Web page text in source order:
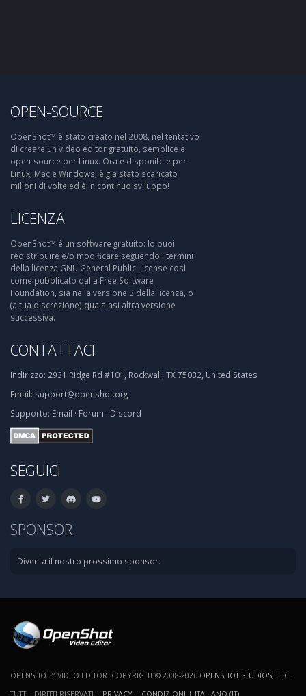
OPEN-SOURCE
OpenShot™ è stato creato nel 2008, nel tentativo
di creare un video editor gratuito, semplice e
open-source per Linux. Ora è disponibile per
Linux, Mac e Windows, è gia stato scaricato
milioni di volte ed è in continuo sviluppo!
LICENZA
OpenShot™ è un software gratuito: lo puoi
redistribuire e/o modificare seguendo i termini
della licenza GNU General Public License così
come pubblicato dalla Free Software
Foundation, sia nella versione 3 della licenza, o
(a tua discrezione) qualsiasi altra versione
successiva.
CONTATTACI
Indirizzo: 2931 Ridge Rd #101, Rockwall, TX 75032, United States
Email: support@openshot.org
Supporto: Email · Forum · Discord
SEGUICI
SPONSOR
Diventa il nostro prossimo sponsor.
OPENSHOT™ VIDEO EDITOR. COPYRIGHT © 2008-2026 OPENSHOT STUDIOS, LLC
TUTTI I DIRITTI RISERVATI | PRIVACY | CONDIZIONI | ITALIANO (IT)